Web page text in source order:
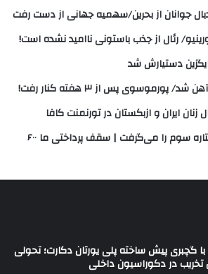
جوانان از بحرین/سهمیه جهانی از دست رفت
رئال از جذب باستونی ناامید نشده است!
دستیارش شد
پس از ۳ هفته کنار رفت!
ایران و ازبکستان در تورنمنت کافا
استقلال با سهراب ستاره سوم را می‌گرفت | سقف پرداختی ما ۶۰۰
با گچبری پیش ساخته پلی یورتان دکارت؛ تحولی
در دکوراسیون داخلی